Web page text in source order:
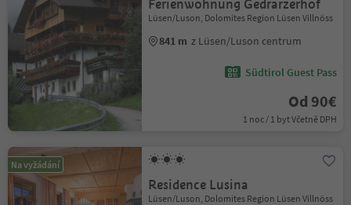
Ferienwohnung Gedrarzerhof
Lüsen/Luson, Dolomites Region Lüsen Villnöss
841 m z Lüsen/Luson centrum
Südtirol Guest Pass
Od 90€
1 noc / 1 byt Včetně DPH
Na vyžádání
Residence Lusina
Lüsen/Luson, Dolomites Region Lüsen Villnöss